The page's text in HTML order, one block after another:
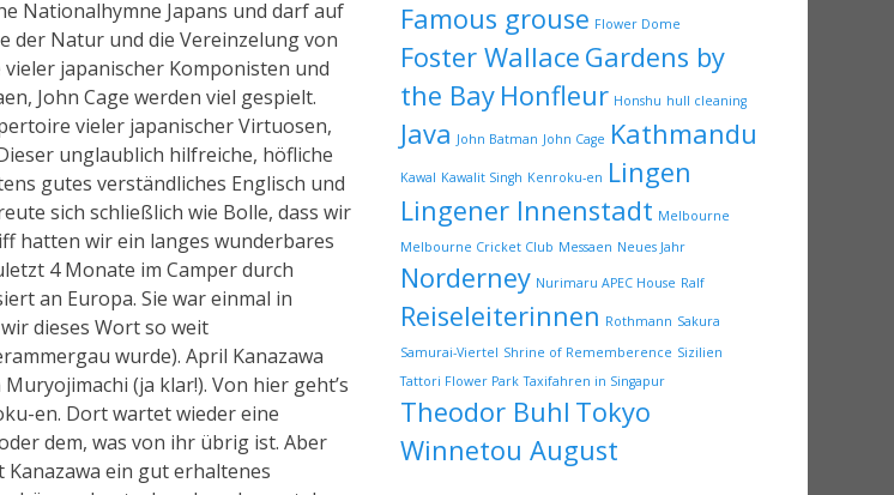
Famous grouse Flower Dome
Foster Wallace Gardens by
the Bay Honfleur Honshu hull cleaning
Java John Batman John Cage Kathmandu
Kawal Kawalit Singh Kenroku-en Lingen
Lingener Innenstadt Melbourne
Melbourne Cricket Club Messaen Neues Jahr
Norderney Nurimaru APEC House Ralf
Reiseleiterinnen Rothmann Sakura
Samurai-Viertel Shrine of Rememberence Sizilien
Tattori Flower Park Taxifahren in Singapur
Theodor Buhl Tokyo
Winnetou August